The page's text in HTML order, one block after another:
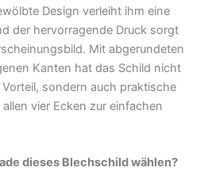
Design verleiht ihm eine
der hervorragende Druck sorgt
Mit abgerundeten
Kanten hat das Schild nicht
sondern auch praktische
vier Ecken zur einfachen
dieses Blechschild wählen?